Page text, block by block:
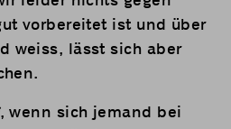
vorbereitet ist und über
weiss, lässt sich aber
wenn sich jemand bei